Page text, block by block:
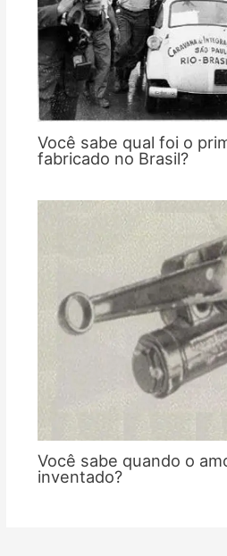
Você sabe qual foi o
fabricado no Brasil?
Você sabe quando o
inventado?